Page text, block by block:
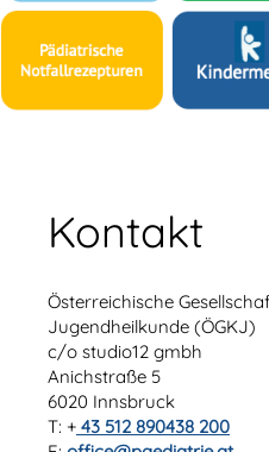
Kontakt
Österreichische
Jugendheilkunde (ÖGKJ)
c/o studio12 gmbh
Anichstraße 5
6020 Innsbruck
T: + 43 512 890438 200